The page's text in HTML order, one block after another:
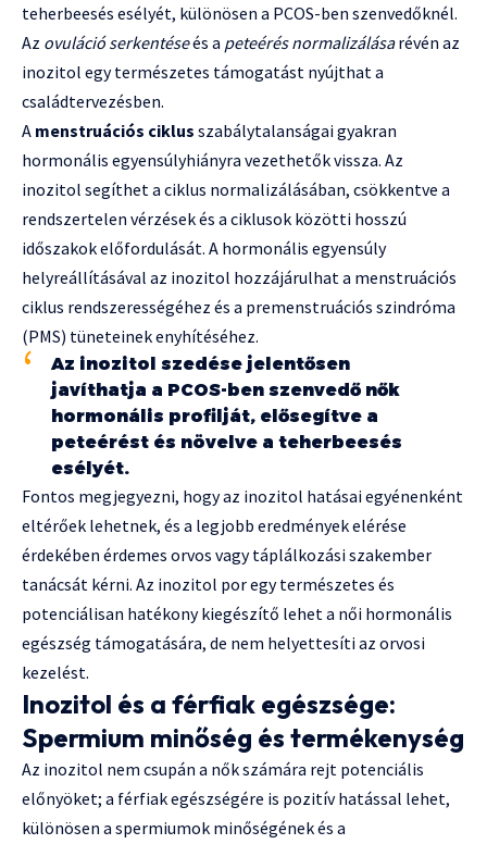
teherbeesés esélyét, különösen a PCOS-ben szenvedőknél.
Az ovuláció serkentéseés a peteérés normalizálásarévén az
inozitol egy természetes támogatást nyújthat a
családtervezésben.
A menstruációs ciklus szabálytalanságai gyakran
hormonális egyensúlyhiányra vezethetők vissza. Az
inozitol segíthet a ciklus normalizálásában, csökkentve a
rendszertelen vérzések és a ciklusok közötti hosszú
időszakok előfordulását. A hormonális egyensúly
helyreállításával az inozitol hozzájárulhat a menstruációs
ciklus rendszerességéhez és a premenstruációs szindróma
(PMS) tüneteinek enyhítéséhez.
Az inozitol szedése jelentősen
javíthatja a PCOS-ben szenvedő nők
hormonális profilját, elősegítve a
peteérést és növelve a teherbeesés
esélyét.
Fontos megjegyezni, hogy az inozitol hatásai egyénenként
eltérőek lehetnek, és a legjobb eredmények elérése
érdekében érdemes orvos vagy táplálkozási szakember
tanácsát kérni. Az inozitol por egy természetes és
potenciálisan hatékony kiegészítő lehet a női hormonális
egészség támogatására, de nem helyettesíti az orvosi
kezelést.
Inozitol és a férfiak egészsége:
Spermium minőség és termékenység
Az inozitol nem csupán a nők számára rejt potenciális
előnyöket; a férfiak egészségére is pozitív hatással lehet,
különösen a spermiumok minőségének és a